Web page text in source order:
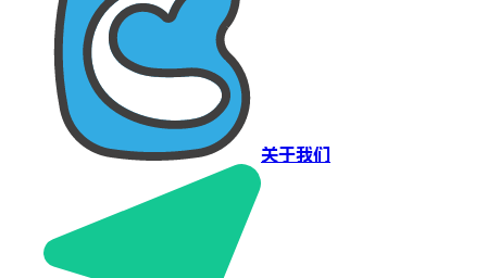
关于我们